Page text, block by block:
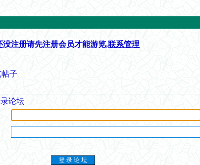
注册请先注册会员才能游览,联系管理
子
论坛